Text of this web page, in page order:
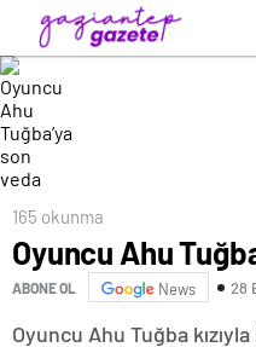
165 okunma
Oyuncu Ahu
ABONE OL News 28
Oyuncu Ahu Tuğba